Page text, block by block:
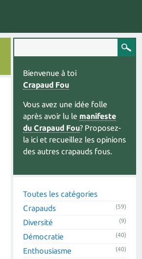
Bienvenue à toi
Crapaud Fou
Vous avez une idée folle
après avoir lu le manifeste
du Crapaud Fou? Proposez-
la ici et recueillez les opinions
des autres crapauds fous.
Toutes les catégories
Crapauds
(59)
Diversité (9)
Démocratie (40)
Enthousiasme (40)